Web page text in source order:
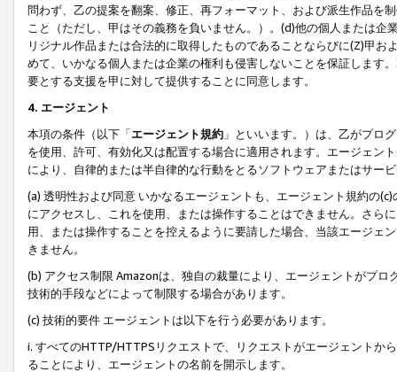
問わず、乙の提案を翻案、修正、再フォーマット、および派生作品を
こと（ただし、甲はその義務を負いません。）。(d)他の個人または
リジナル作品または合法的に取得したものであることならびに(Z)甲
めて、いかなる個人または企業の権利も侵害しないことを保証します
要とする支援を甲に対して提供することに同意します。
4. エージェント
本項の条件（以下「エージェント規約 」といいます。）は、乙がプロ
を使用、許可、有効化又は配置する場合に適用されます。エージェン
により、自律的または半自律的な行動をとるソフトウェアまたはサー
(a) 透明性および同意 いかなるエージェントも、エージェント規約の
にアクセスし、これを使用、または操作することはできません。さら
用、または操作することを控えるように要請した場合、当該エージェ
きません。
(b) アクセス制限 Amazonは、独自の裁量により、エージェントがプ
技術的手段などによって制限する場合があります。
(c) 技術的要件 エージェントは以下を行う必要があります。
i. すべてのHTTP/HTTPSリクエストで、リクエストがエージェントか
ることにより、エージェントの名前を開示します。